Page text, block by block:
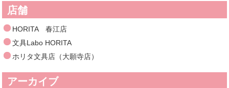
店舗
HORITA 春江店
文具Labo HORITA
ホリタ文具店（大願寺店）
アーカイブ